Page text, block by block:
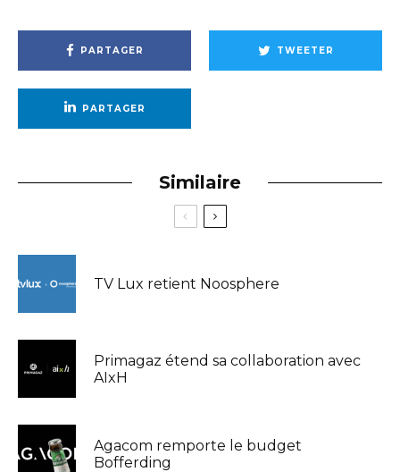
PARTAGER TWEETER
PARTAGER
Similaire
TV Lux retient Noosphere
Primagaz étend sa collaboration avec
AIxH
Agacom remporte le budget
Bofferding